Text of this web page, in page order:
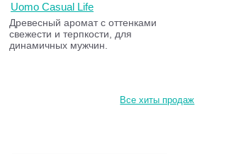
Uomo Casual Life
Древесный аромат с оттенками
свежести и терпкости, для
динамичных мужчин.
Все хиты продаж